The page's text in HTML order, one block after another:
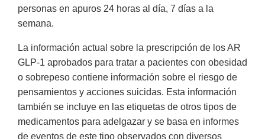
Link
personas en apuros 24 horas al día, 7 días a la
semana.
La información actual sobre la prescripción de los AR
GLP-1 aprobados para tratar a pacientes con obesidad
o sobrepeso contiene información sobre el riesgo de
pensamientos y acciones suicidas. Esta información
también se incluye en las etiquetas de otros tipos de
medicamentos para adelgazar y se basa en informes
de eventos de este tipo observados con diversos